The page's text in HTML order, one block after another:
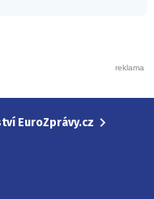
EuroZprávy.cz